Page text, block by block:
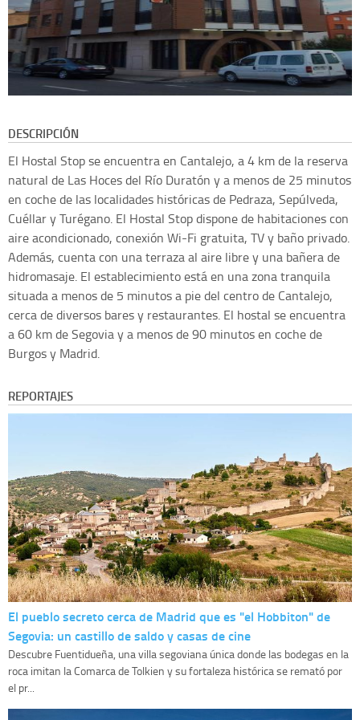
DESCRIPCIÓN
El Hostal Stop se encuentra en Cantalejo, a 4 km de la reserva
natural de Las Hoces del Río Duratón y a menos de 25 minutos
en coche de las localidades históricas de Pedraza, Sepúlveda,
Cuéllar y Turégano. El Hostal Stop dispone de habitaciones con
aire acondicionado, conexión Wi-Fi gratuita, TV y baño privado.
Además, cuenta con una terraza al aire libre y una bañera de
hidromasaje. El establecimiento está en una zona tranquila
situada a menos de 5 minutos a pie del centro de Cantalejo,
cerca de diversos bares y restaurantes. El hostal se encuentra
a 60 km de Segovia y a menos de 90 minutos en coche de
Burgos y Madrid.
REPORTAJES
El pueblo secreto cerca de Madrid que es "el Hobbiton" de
Segovia: un castillo de saldo y casas de cine
Descubre Fuentidueña, una villa segoviana única donde las bodegas en la
roca imitan la Comarca de Tolkien y su fortaleza histórica se remató por
el pr...